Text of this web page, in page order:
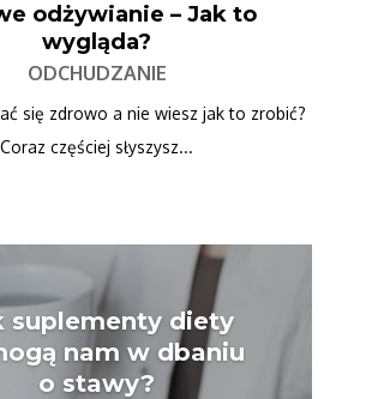
odżywianie – Jak to
wygląda?
ODCHUDZANIE
się zdrowo a nie wiesz jak to zrobić?
Coraz częściej słyszysz...
suplementy diety
nam w dbaniu
o stawy?